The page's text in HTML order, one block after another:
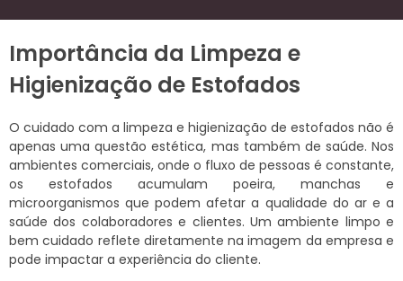
Importância da Limpeza e
Higienização de Estofados
O cuidado com a limpeza e higienização de estofados não é
apenas uma questão estética, mas também de saúde. Nos
ambientes comerciais, onde o fluxo de pessoas é constante,
os estofados acumulam poeira, manchas e
microorganismos que podem afetar a qualidade do ar e a
saúde dos colaboradores e clientes. Um ambiente limpo e
bem cuidado reflete diretamente na imagem da empresa e
pode impactar a experiência do cliente.